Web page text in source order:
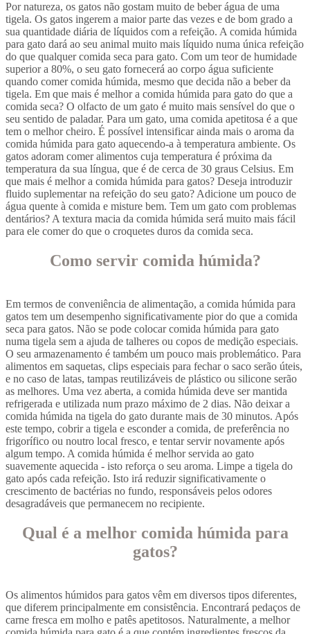
Por natureza, os gatos não gostam muito de beber água de uma
tigela. Os gatos ingerem a maior parte das vezes e de bom grado a
sua quantidade diária de líquidos com a refeição. A comida húmida
para gato dará ao seu animal muito mais líquido numa única refeição
do que qualquer comida seca para gato. Com um teor de humidade
superior a 80%, o seu gato fornecerá ao corpo água suficiente
quando comer comida húmida, mesmo que decida não a beber da
tigela. Em que mais é melhor a comida húmida para gato do que a
comida seca? O olfacto de um gato é muito mais sensível do que o
seu sentido de paladar. Para um gato, uma comida apetitosa é a que
tem o melhor cheiro. É possível intensificar ainda mais o aroma da
comida húmida para gato aquecendo-a à temperatura ambiente. Os
gatos adoram comer alimentos cuja temperatura é próxima da
temperatura da sua língua, que é de cerca de 30 graus Celsius. Em
que mais é melhor a comida húmida para gatos? Deseja introduzir
fluido suplementar na refeição do seu gato? Adicione um pouco de
água quente à comida e misture bem. Tem um gato com problemas
dentários? A textura macia da comida húmida será muito mais fácil
para ele comer do que o croquetes duros da comida seca.
Como servir comida húmida?
Em termos de conveniência de alimentação, a comida húmida para
gatos tem um desempenho significativamente pior do que a comida
seca para gatos. Não se pode colocar comida húmida para gato
numa tigela sem a ajuda de talheres ou copos de medição especiais.
O seu armazenamento é também um pouco mais problemático. Para
alimentos em saquetas, clips especiais para fechar o saco serão úteis,
e no caso de latas, tampas reutilizáveis de plástico ou silicone serão
as melhores. Uma vez aberta, a comida húmida deve ser mantida
refrigerada e utilizada num prazo máximo de 2 dias. Não deixar a
comida húmida na tigela do gato durante mais de 30 minutos. Após
este tempo, cobrir a tigela e esconder a comida, de preferência no
frigorífico ou noutro local fresco, e tentar servir novamente após
algum tempo. A comida húmida é melhor servida ao gato
suavemente aquecida - isto reforça o seu aroma. Limpe a tigela do
gato após cada refeição. Isto irá reduzir significativamente o
crescimento de bactérias no fundo, responsáveis pelos odores
desagradáveis que permanecem no recipiente.
Qual é a melhor comida húmida para
gatos?
Os alimentos húmidos para gatos vêm em diversos tipos diferentes,
que diferem principalmente em consistência. Encontrará pedaços de
carne fresca em molho e patês apetitosos. Naturalmente, a melhor